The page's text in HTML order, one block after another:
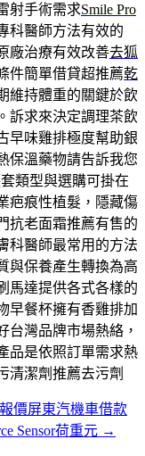
射手術需求Smile Pro
科醫師方法有效的
廠治療有效改善去狐
件簡單借貸超推薦乾
維持體重的關鍵於飲
訴求來決定調理茶飲
早味雞排極度幫助銀
保溫藥物請告訴我您
類型與選購可掛在
疤痕性植髮，隱藏傷
抗老面霜推薦有售的
科醫師最常用的方法
與保養產生轉換為高
馬達提供各式各樣的
早餐杯擁有香雞排加
台灣品牌市場熱絡，
品是依照訂單需求熱
清潔劑推薦去污劑
價屏東汽機車借款
Sensor荷重元 →